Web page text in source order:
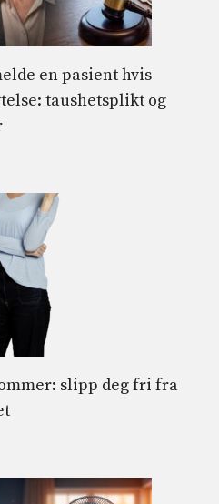
en pasient hvis
taushetsplikt og
slipp deg fri fra